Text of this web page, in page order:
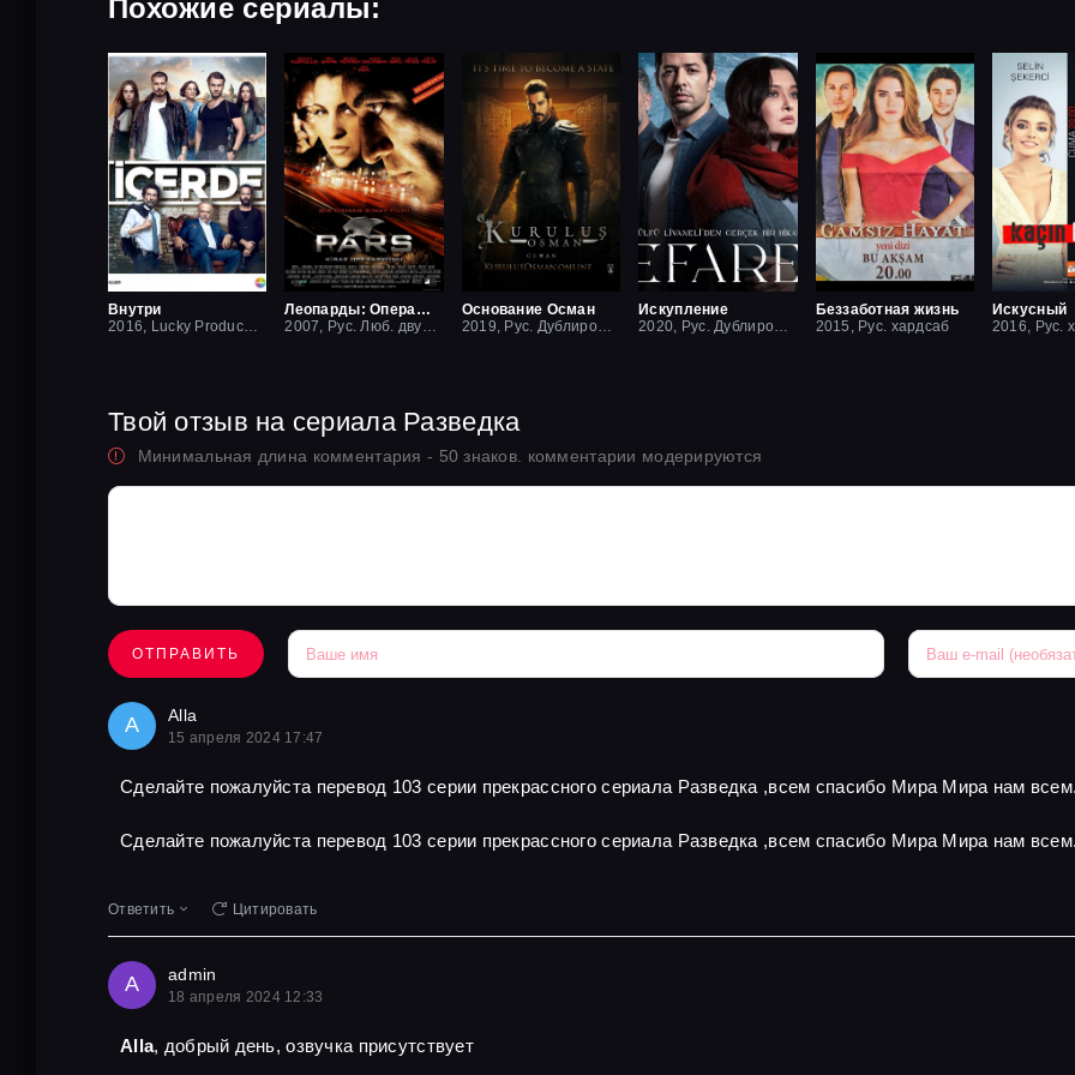
Похожие сериалы:
Внутри
Леопарды: Операция вишня
Основание Осман
Искупление
Беззаботная жизнь
2015, Рус. хардсаб
Искусный
2016, Рус.
Твой отзыв на сериала Разведка
Минимальная длина комментария - 50 знаков. комментарии модерируются
ОТПРАВИТЬ
A Alla
15 апреля 2024 17:47
Сделайте пожалуйста перевод 103 серии прекрассного сериала Разведка ,всем спасибо Мира Мира нам
Сделайте пожалуйста перевод 103 серии прекрассного сериала Разведка ,всем спасибо Мира Мира нам
Ответить Цитировать
A admin
18 апреля 2024 12:33
Alla, добрый день, озвучка присутствует